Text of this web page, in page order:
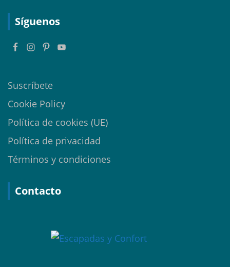
Síguenos
Suscríbete
Cookie Policy
Política de cookies (UE)
Política de privacidad
Términos y condiciones
Contacto